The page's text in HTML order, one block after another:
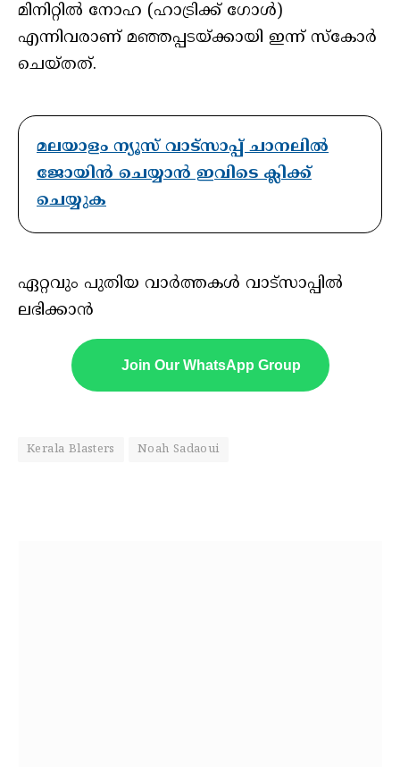
മിനിറ്റില്‍ നോഹ (ഹാട്രിക്ക് ഗോള്‍)
എന്നിവരാണ് മഞ്ഞപ്പടയ്ക്കായി ഇന്ന് സ്‌കോര്‍
ചെയ്തത്.
മലയാളം ന്യൂസ് വാട്സാപ്പ് ചാനലിൽ
ജോയിൻ ചെയ്യാൻ ഇവിടെ ക്ലിക്ക്
ചെയ്യുക
ഏറ്റവും പുതിയ വാർത്തകൾ വാട്സാപ്പിൽ
ലഭിക്കാൻ
Join Our WhatsApp Group
Kerala Blasters Noah Sadaoui